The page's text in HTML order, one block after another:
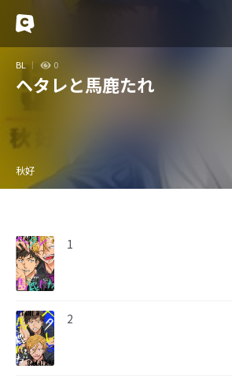
BL 0
ヘタレと馬鹿たれ
秋好
1
2